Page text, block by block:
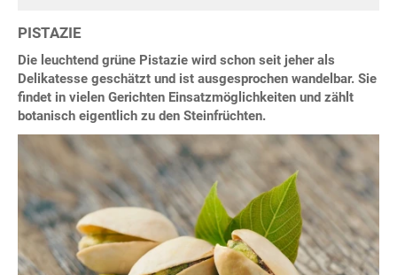
PISTAZIE
Die leuchtend grüne Pistazie wird schon seit jeher als
Delikatesse geschätzt und ist ausgesprochen wandelbar. Sie
findet in vielen Gerichten Einsatzmöglichkeiten und zählt
botanisch eigentlich zu den Steinfrüchten.